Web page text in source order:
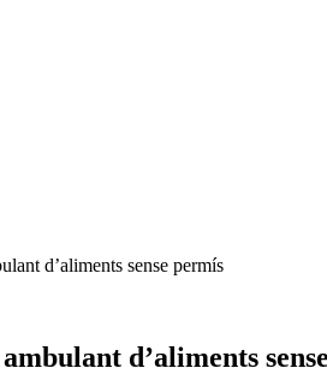
d’aliments sense permís
d’aliments